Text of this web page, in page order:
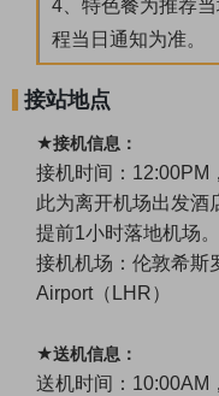
4、特色餐为推荐
程当日通知为准。
接站地点
★接机信息：
接机时间： 12:00PM
此为离开机场出发酒
提前1小时落地机场。
接机机场：伦敦希斯
Airport（LHR）
★送机信息：
送机时间： 10:00AM